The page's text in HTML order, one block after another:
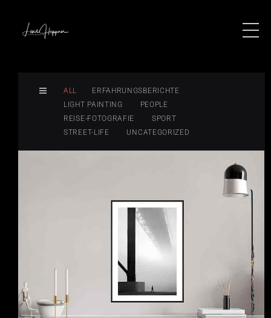
ALL
ERFAHRUNGSBERICHTE
LIGHT PAINTING
PEOPLE
REISE-FOTOGRAFIE
SPORT
STREET-LIFE
UNCATEGORIZED